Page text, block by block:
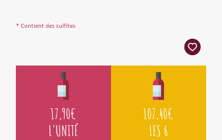
* Contient des sulfites
17,90€
L'UNITÉ
107,40€
LES 6